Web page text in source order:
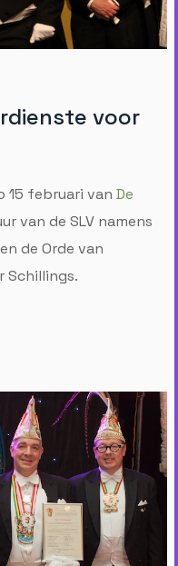
voor
15 februari van De
van de SLV namens
de Orde van
Schillings.